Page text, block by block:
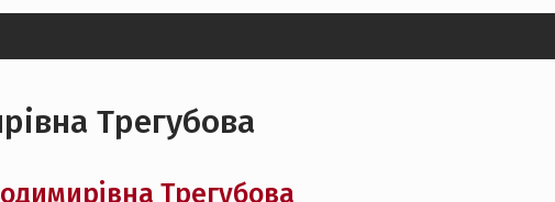
Трегубова
Трегубова